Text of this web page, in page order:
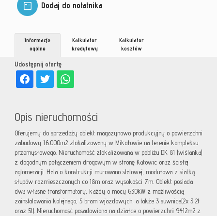
Dodaj do notatnika
Udostępnij ofertę
Informacje
ogólne
Kalkulator
kredytowy
Kalkulator
kosztów
Opis nieruchomości
Oferujemy do sprzedaży obiekt magazynowo produkcyjny o powierzchni
zabudowy 16.000m2 zlokalizowany w Mikołowie na terenie kompleksu
przemysłowego. Nieruchomość zlokalizowana w pobliżu DK 81 (wiślanka)
z dogodnym połączeniem drogowym w stronę Katowic oraz ścisłej
aglomeracji. Hala o konstrukcji murowano stalowej, modułowa z siatką
słupów rozmieszczonych co 18m oraz wysokości 7m. Obiekt posiada
dwa własne transformatory, każdy o mocy 630kW z możliwością
zainstalowania kolejnego, 5 bram wjazdowych, a także 3 suwnice(2x 3,2t
oraz 5t). Nieruchomość posadowiona na działce o powierzchni 9412m2 z